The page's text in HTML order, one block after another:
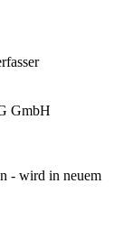
GmbH
- wird in neuem